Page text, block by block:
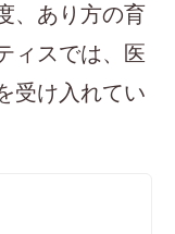
、あり方の育
ィスでは、医
受け入れてい